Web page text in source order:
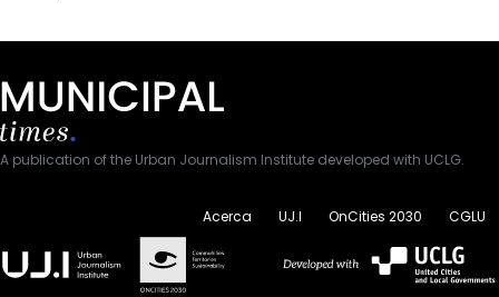
A publication of the Urban Journalism Institute developed with UCLG.
Acerca UJ.I OnCities 2030 CGLU